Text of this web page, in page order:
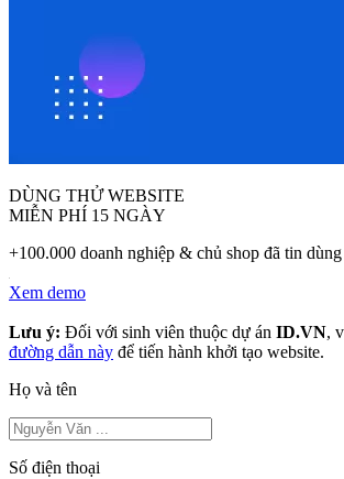
DÙNG THỬ WEBSITE
MIỄN PHÍ 15 NGÀY
+100.000 doanh nghiệp & chủ shop đã tin dùng
Xem demo
Lưu ý: Đối với sinh viên thuộc dự án ID.VN,
đường dẫn này để tiến hành khởi tạo website.
Họ và tên
Số điện thoại